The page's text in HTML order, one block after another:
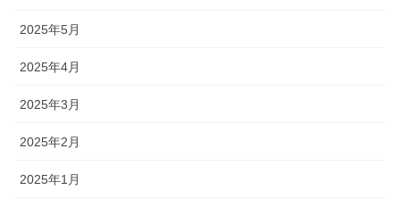
2025年5月
2025年4月
2025年3月
2025年2月
2025年1月